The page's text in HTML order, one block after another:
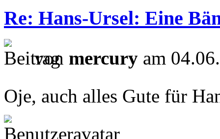
Re: Hans-Ursel: Eine
von mercury am
Oje, auch alles Gute für